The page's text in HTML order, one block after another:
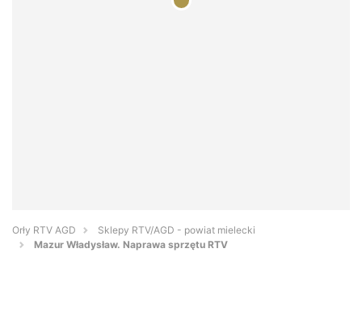
Orły RTV AGD
Sklepy RTV/AGD - powiat mielecki
Mazur Władysław. Naprawa sprzętu RTV